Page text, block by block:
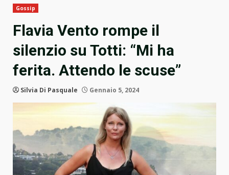
Gossip
Flavia Vento rompe il
silenzio su Totti: “Mi ha
ferita. Attendo le scuse”
Silvia Di Pasquale Gennaio 5, 2024